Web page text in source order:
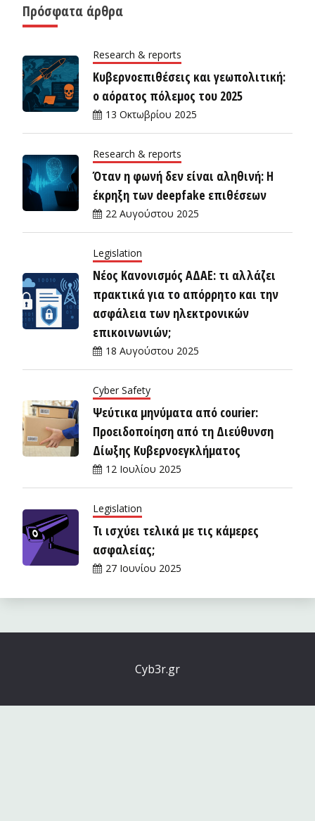
Πρόσφατα άρθρα
Research & reports
Κυβερνοεπιθέσεις και γεωπολιτική:
ο αόρατος πόλεμος του 2025
13 Οκτωβρίου 2025
Research & reports
Όταν η φωνή δεν είναι αληθινή: Η
έκρηξη των deepfake επιθέσεων
22 Αυγούστου 2025
Legislation
Νέος Κανονισμός ΑΔΑΕ: τι αλλάζει
πρακτικά για το απόρρητο και την
ασφάλεια των ηλεκτρονικών
επικοινωνιών;
18 Αυγούστου 2025
Cyber Safety
Ψεύτικα μηνύματα από courier:
Προειδοποίηση από τη Διεύθυνση
Δίωξης Κυβερνοεγκλήματος
12 Ιουλίου 2025
Legislation
Τι ισχύει τελικά με τις κάμερες
ασφαλείας;
27 Ιουνίου 2025
Cyb3r.gr